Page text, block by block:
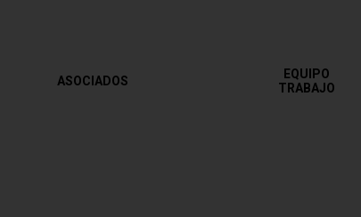
ASOCIADOS
EQUIPO
TRABAJO